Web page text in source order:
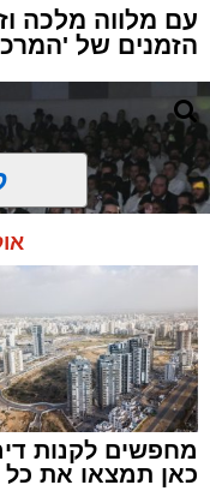
עם מלווה מלכה
הזמנים של
מחפשים לקנות
כאן תמצאו את כל